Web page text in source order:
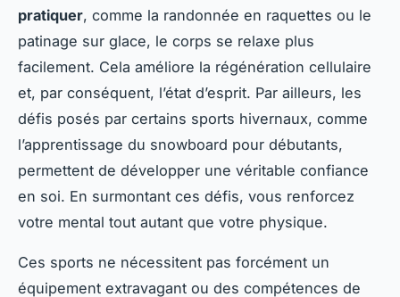
pratiquer, comme la randonnée en raquettes ou le
patinage sur glace, le corps se relaxe plus
facilement. Cela améliore la régénération cellulaire
et, par conséquent, l’état d’esprit. Par ailleurs, les
défis posés par certains sports hivernaux, comme
l’apprentissage du snowboard pour débutants,
permettent de développer une véritable confiance
en soi. En surmontant ces défis, vous renforcez
votre mental tout autant que votre physique.
Ces sports ne nécessitent pas forcément un
équipement extravagant ou des compétences de